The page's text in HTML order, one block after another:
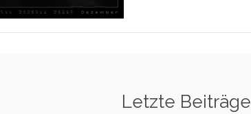
Letzte Beiträge